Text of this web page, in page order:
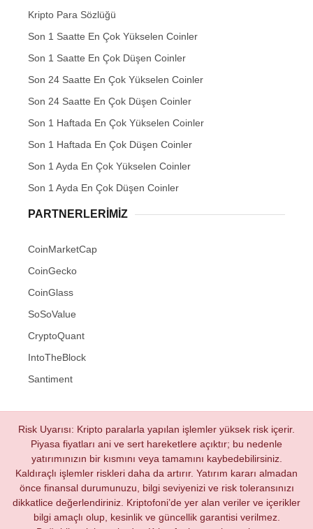
Kripto Para Sözlüğü
Son 1 Saatte En Çok Yükselen Coinler
Son 1 Saatte En Çok Düşen Coinler
Son 24 Saatte En Çok Yükselen Coinler
Son 24 Saatte En Çok Düşen Coinler
Son 1 Haftada En Çok Yükselen Coinler
Son 1 Haftada En Çok Düşen Coinler
Son 1 Ayda En Çok Yükselen Coinler
Son 1 Ayda En Çok Düşen Coinler
PARTNERLERIMIZ
CoinMarketCap
CoinGecko
CoinGlass
SoSoValue
CryptoQuant
IntoTheBlock
Santiment
Risk Uyarısı: Kripto paralarla yapılan işlemler yüksek risk içerir.
Piyasa fiyatları ani ve sert hareketlere açıktır; bu nedenle
yatırımınızın bir kısmını veya tamamını kaybedebilirsiniz.
Kaldıraçlı işlemler riskleri daha da artırır. Yatırım kararı almadan
önce finansal durumunuzu, bilgi seviyenizi ve risk toleransınızı
dikkatlice değerlendiriniz. Kriptofoni’de yer alan veriler ve içerikler
bilgi amaçlı olup, kesinlik ve güncellik garantisi verilmez.